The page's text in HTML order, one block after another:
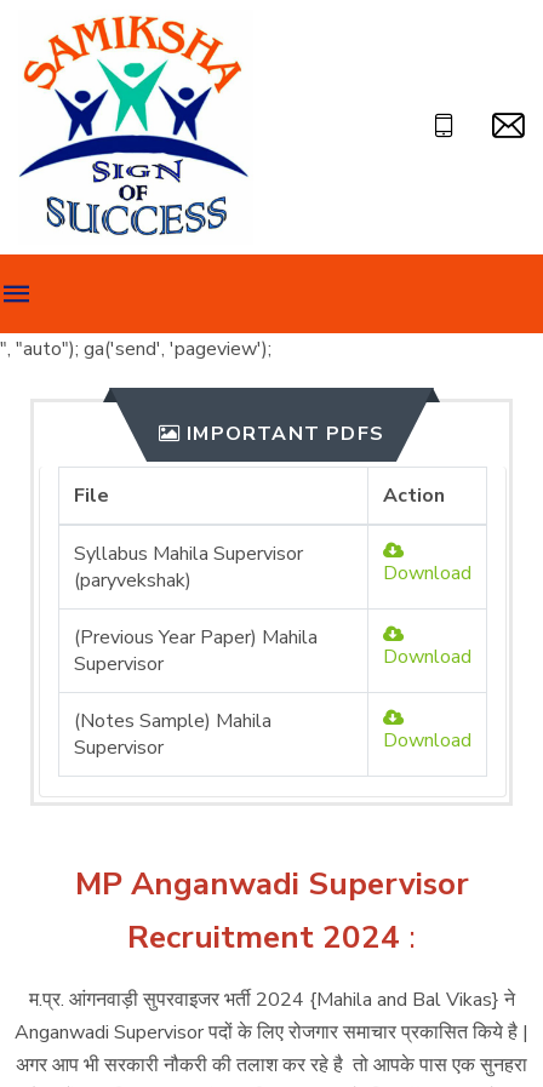
", "auto"); ga('send', 'pageview');
IMPORTANT PDFS
File Action
Syllabus Mahila Supervisor
(paryvekshak)
Download
(Previous Year Paper) Mahila
Supervisor
Download
(Notes Sample) Mahila
Supervisor
Download
MP Anganwadi Supervisor
Recruitment 2024 :
म.प्र. आंगनवाड़ी सुपरवाइजर भर्ती 2024 {Mahila and Bal Vikas} ने
Anganwadi Supervisor पदों के लिए रोजगार समाचार प्रकासित किये है |
अगर आप भी सरकारी नौकरी की तलाश कर रहे है तो आपके पास एक सुनहरा